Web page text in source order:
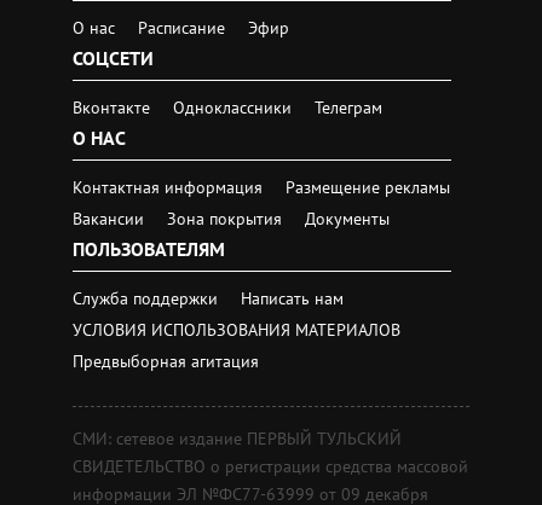
О нас Расписание Эфир
СОЦСЕТИ
Вконтакте Одноклассники Телеграм
О НАС
Контактная информация
Размещение рекламы
Вакансии
Зона покрытия Документы
ПОЛЬЗОВАТЕЛЯМ
Служба поддержки
Написать нам
УСЛОВИЯ ИСПОЛЬЗОВАНИЯ МАТЕРИАЛОВ
Предвыборная агитация
СМИ: сетевое издание ПЕРВЫЙ ТУЛЬСКИЙ
СВИДЕТЕЛЬСТВО о регистрации средства массовой
информации ЭЛ №ФС77-63999 от 09 декабря